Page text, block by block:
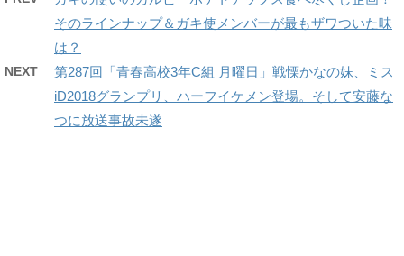
そのラインナップ＆ガキ使メンバーが最もザワついた味
は？
NEXT
第287回「青春高校3年C組 月曜日」戦慄かなの妹、ミス
iD2018グランプリ、ハーフイケメン登場。そして安藤な
つに放送事故未遂